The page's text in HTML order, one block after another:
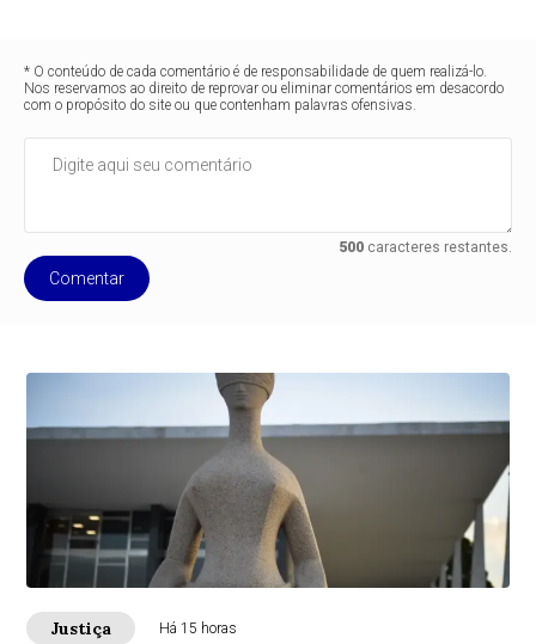
* O conteúdo de cada comentário é de responsabilidade de quem realizá-lo.
Nos reservamos ao direito de reprovar ou eliminar comentários em desacordo
com o propósito do site ou que contenham palavras ofensivas.
500caracteres restantes.
Comentar
Justiça Há 15 horas